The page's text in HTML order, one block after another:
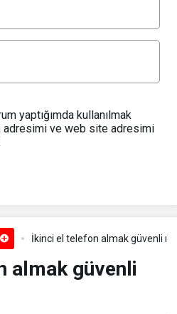
yaptığımda kullanılmak
adresimi ve web site adresimi
İkinci el telefon almak güvenli
almak güvenli